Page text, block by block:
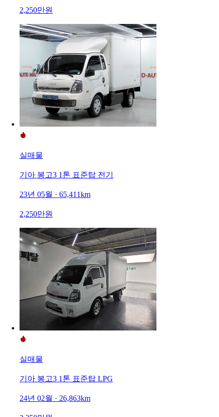
2,250만원
실매물
기아 봉고3 1톤 표준탑 전기
23년 05월 · 65,411km
2,250만원
실매물
기아 봉고3 1톤 표준탑 LPG
24년 02월 · 26,863km